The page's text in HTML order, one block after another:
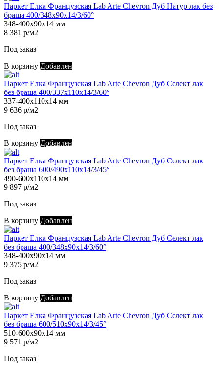
Паркет Елка Французская Lab Arte Chevron Дуб Натур лак без
браша 400/348х90х14/3/60°
348-400х90х14 мм
8 381 р/м2
Под заказ
В корзину Добавлен
Паркет Елка Французская Lab Arte Chevron Дуб Селект лак
без браша 400/337х110х14/3/60°
337-400х110х14 мм
9 636 р/м2
Под заказ
В корзину Добавлен
Паркет Елка Французская Lab Arte Chevron Дуб Селект лак
без браша 600/490х110х14/3/45°
490-600х110х14 мм
9 897 р/м2
Под заказ
В корзину Добавлен
Паркет Елка Французская Lab Arte Chevron Дуб Селект лак
без браша 400/348х90х14/3/60°
348-400х90х14 мм
9 375 р/м2
Под заказ
В корзину Добавлен
Паркет Елка Французская Lab Arte Chevron Дуб Селект лак
без браша 600/510х90х14/3/45°
510-600х90х14 мм
9 571 р/м2
Под заказ